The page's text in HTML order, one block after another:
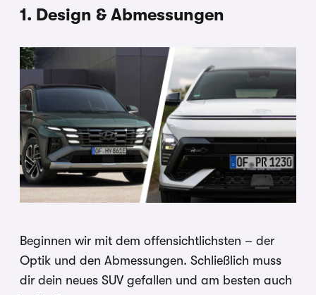
1. Design & Abmessungen
Beginnen wir mit dem offensichtlichsten – der
Optik und den Abmessungen. Schließlich muss
dir dein neues SUV gefallen und am besten auch